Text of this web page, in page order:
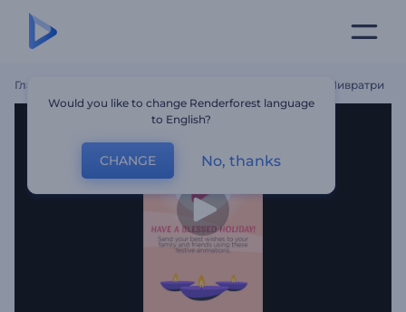
Главная Поздравительное Видео На Маха Шивратри
Would you like to change Renderforest language
to English?
CHANGE No, thanks